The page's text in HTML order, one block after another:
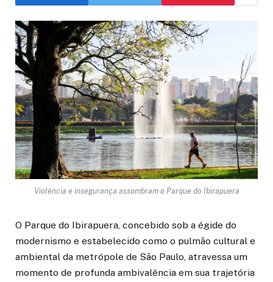
Violência e insegurança assombram o Parque do Ibirapuera
O Parque do Ibirapuera, concebido sob a égide do
modernismo e estabelecido como o pulmão cultural e
ambiental da metrópole de São Paulo, atravessa um
momento de profunda ambivalência em sua trajetória